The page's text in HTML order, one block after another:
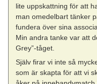
lite uppskattning för att
man omedelbart tänker
fundera över sina
Min andra tanke var att
Grey”-tåget.
Själv firar vi inte så
som är skapta för att vi